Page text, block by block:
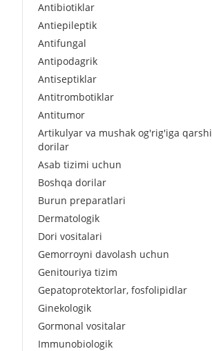
Antibiotiklar
Antiepileptik
Antifungal
Antipodagrik
Antiseptiklar
Antitrombotiklar
Antitumor
Artikulyar va mushak og'rig'iga qarshi
dorilar
Asab tizimi uchun
Boshqa dorilar
Burun preparatlari
Dermatologik
Dori vositalari
Gemorroyni davolash uchun
Genitouriya tizim
Gepatoprotektorlar, fosfolipidlar
Ginekologik
Gormonal vositalar
Immunobiologik